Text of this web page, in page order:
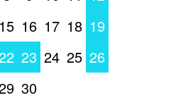
15 16 17 18 19
23 24 25 26
30